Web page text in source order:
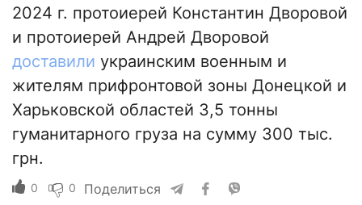
2024 г. протоиерей Константин Дворовой
и протоиерей Андрей Дворовой
доставили украинским военным и
жителям прифронтовой зоны Донецкой и
Харьковской областей 3,5 тонны
гуманитарного груза на сумму 300 тыс.
грн.
0 0 Поделиться